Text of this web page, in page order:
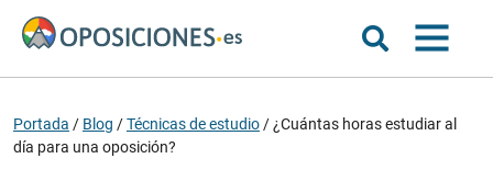
Portada / Blog /Técnicas de estudio / ¿Cuántas horas estudiar al
día para una oposición?